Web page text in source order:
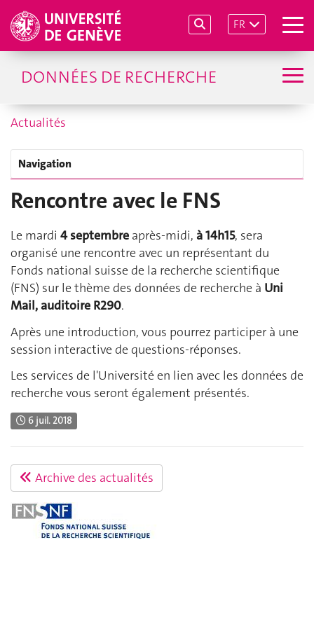
FR
DONNÉES DE RECHERCHE
Actualités
Navigation
Rencontre avec le FNS
Le mardi 4 septembre après-midi, à 14h15, sera
organisé une rencontre avec un représentant du
Fonds national suisse de la recherche scientifique
(FNS) sur le thème des données de recherche à Uni
Mail, auditoire R290.
Après une introduction, vous pourrez participer à une
session interactive de questions-réponses.
Les services de l'Université en lien avec les données de
recherche vous seront également présentés.
6 juil. 2018
Archive des actualités